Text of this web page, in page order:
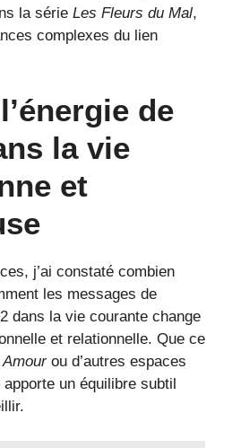
la série Les Fleurs du Mal,
complexes du lien
de
la vie
et
j’ai constaté combien
les messages de
dans la vie courante change
et relationnelle. Que ce
ou d’autres espaces
un équilibre subtil